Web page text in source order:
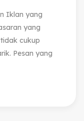
Iklan yang
yang
cukup
Pesan yang